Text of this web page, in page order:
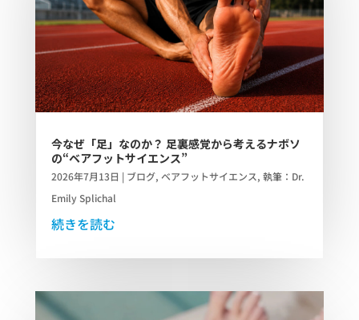
今なぜ「足」なのか？ 足裏感覚から考えるナボソ
の“ベアフットサイエンス”
2026年7月13日 | ブログ, ベアフットサイエンス, 執筆：Dr.
Emily Splichal
続きを読む